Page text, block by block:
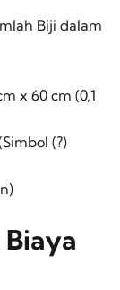
Biji dalam
x 60 cm (0,1
(?)